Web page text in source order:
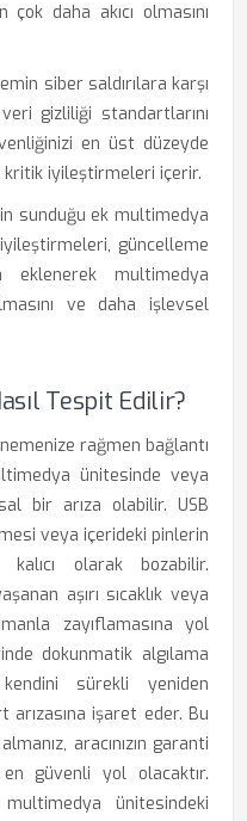
daha akıcı olmasını
siber saldırılara karşı
gizliliği standartlarını
en üst düzeyde
kritik iyileştirmeleri içerir.
sunduğu ek multimedya
güncelleme
eklenerek multimedya
ve daha işlevsel
Tespit Edilir?
rağmen bağlantı
ünitesinde veya
bir arıza olabilir. USB
veya içerideki pinlerin
olarak bozabilir.
aşırı sıcaklık veya
zayıflamasına yol
dokunmatik algılama
sürekli yeniden
işaret eder. Bu
aracınızın garanti
en güvenli yol olacaktır.
ünitesindeki